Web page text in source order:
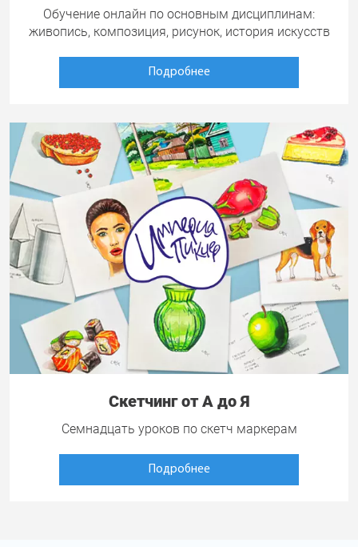
Обучение онлайн по основным дисциплинам:
живопись, композиция, рисунок, история искусств
Подробнее
Скетчинг от А до Я
Семнадцать уроков по скетч маркерам
Подробнее